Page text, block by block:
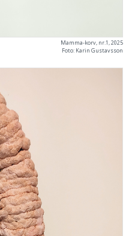
Mamma-korv, nr.1, 2025
Foto: Karin Gustavsson